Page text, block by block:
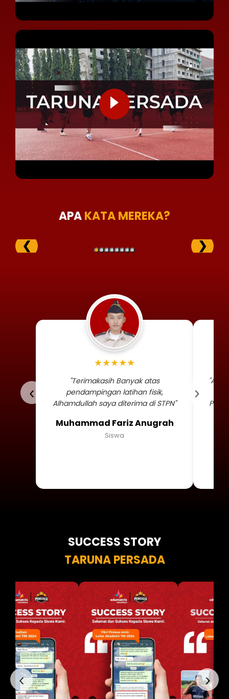
APAKATA MEREKA?
❮ ❯
‹
Foto profil siswa
★★★★★
"Terimakasih Banyak atas
pendampingan latihan fisik,
Alhamdullah saya diterima di STPN"
Muhammad Fariz Anugrah
Siswa
›
SUCCESS STORY
TARUNA PERSADA
‹ ›